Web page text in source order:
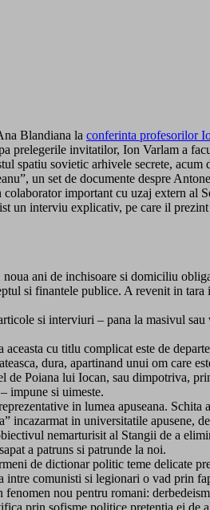
Blandiana la conferinta profesorilor
prelegerile invitatilor, Ion Varlam a
spatiu sovietic arhivele secrete, acum
un set de documente despre
important cu uzaj extern al
un interviu explicativ, pe care il
ani de inchisoare si domiciliu
si finantele publice. A revenit in
si interviuri – pana la masivul
cu titlu complicat este de
dura, apartinand unui om care
Poiana lui Iocan, sau dimpotriva,
impune si uimeste.
in lumea apuseana.
incazarmat in universitatile apusene,
nemarturisit al Stangii de a
a patruns si patrunde la noi.
de dictionar politic teme delicate
comunisti si legionari o vad prin
nou pentru romani: